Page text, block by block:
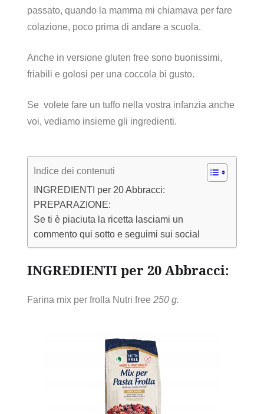
passato, quando la mamma mi chiamava per fare
colazione, poco prima di andare a scuola.
Anche in versione gluten free sono buonissimi,
friabili e golosi per una coccola bi gusto.
Se volete fare un tuffo nella vostra infanzia anche
voi, vediamo insieme gli ingredienti.
Indice dei contenuti
INGREDIENTI per 20 Abbracci:
PREPARAZIONE:
Se ti è piaciuta la ricetta lasciami un
commento qui sotto e seguimi sui social
INGREDIENTI per 20 Abbracci:
Farina mix per frolla Nutri free 250 g.